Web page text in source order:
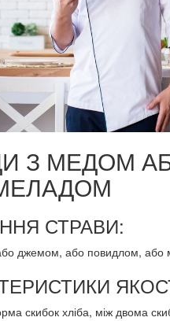
З МЕДОМ
СТРАВИ:
джемом, або повидлом, або
скибок хліба, між двома